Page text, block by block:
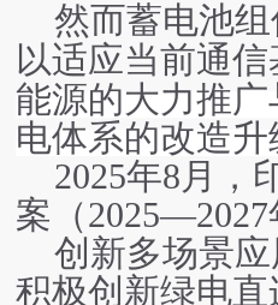
然而蓄电池
以适应当前通
能源的大力推
电体系的改造
2025年8月，
案（
创新多场景
积极创新绿电